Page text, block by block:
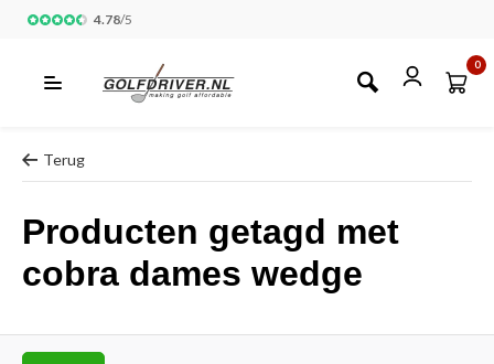
4.78/5
0
Terug
Producten getagd met
cobra dames wedge